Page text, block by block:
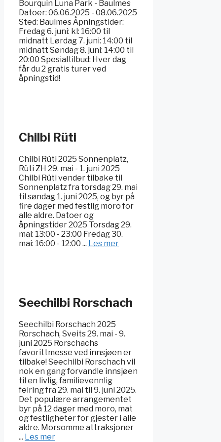
Bourquin Luna Park - Baulmes
Datoer: 06.06.2025 - 08.06.2025
Sted: Baulmes Åpningstider:
Fredag 6. juni: kl: 16:00 til
midnatt Lørdag 7. juni: 14:00 til
midnatt Søndag 8. juni: 14:00 til
20:00 Spesialtilbud: Hver dag
får du 2 gratis turer ved
åpningstid!
Chilbi Rüti
Chilbi Rüti 2025 Sonnenplatz,
Rüti ZH 29. mai - 1. juni 2025
Chilbi Rüti vender tilbake til
Sonnenplatz fra torsdag 29. mai
til søndag 1. juni 2025, og byr på
fire dager med festlig moro for
alle aldre. Datoer og
åpningstider 2025 Torsdag 29.
mai: 13:00 - 23:00 Fredag 30.
mai: 16:00 - 12:00 ... Les mer
Seechilbi Rorschach
Seechilbi Rorschach 2025
Rorschach, Sveits 29. mai - 9.
juni 2025 Rorschachs
favorittmesse ved innsjøen er
tilbake! Seechilbi Rorschach vil
nok en gang forvandle innsjøen
til en livlig, familievennlig
feiring fra 29. mai til 9. juni 2025.
Det populære arrangementet
byr på 12 dager med moro, mat
og festligheter for gjester i alle
aldre. Morsomme attraksjoner
... Les mer